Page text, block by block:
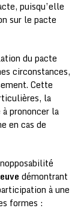
puisqu’elle
sur le pacte
du pacte
circonstances,
Cette
la
prononcer la
en cas de
démontrant
à une
formes :